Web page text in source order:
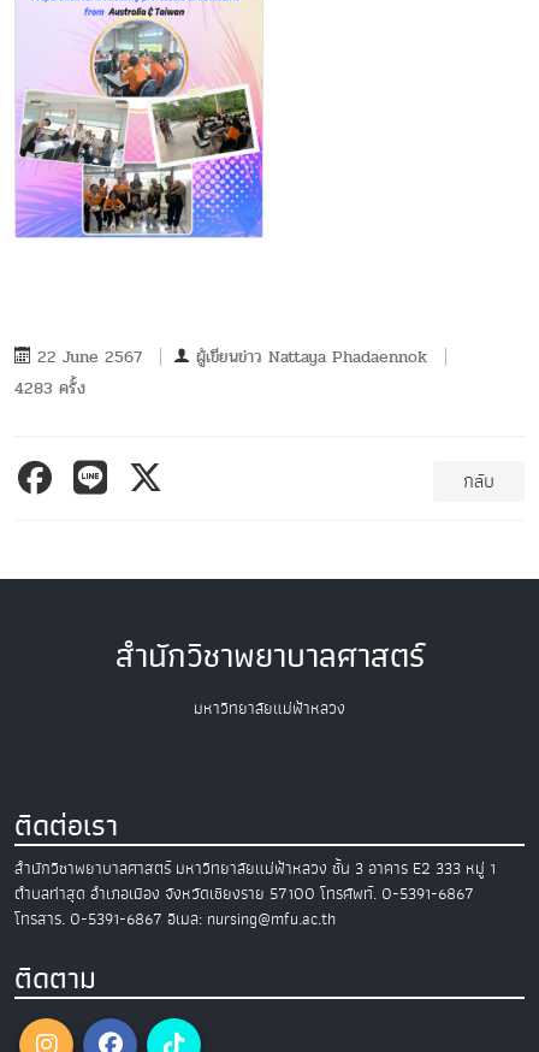
22 June 2567 ผู้เขียนข่าว Nattaya Phadaennok
4283 ครั้ง
กลับ
สำนักวิชาพยาบาลศาสตร์
มหาวิทยาลัยแม่ฟ้าหลวง
ติดต่อเรา
สำนักวิชาพยาบาลศาสตร์ มหาวิทยาลัยแม่ฟ้าหลวง ชั้น 3 อาคาร E2 333 หมู่ 1
ตำบลท่าสุด อำเภอเมือง จังหวัดเชียงราย 57100 โทรศัพท์. 0-5391-6867
โทรสาร. 0-5391-6867 อีเมล: nursing@mfu.ac.th
ติดตาม